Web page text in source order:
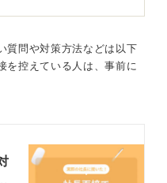
長期的な活躍の可能性
ルチャーフィットする
質問や対策方法などは以下
を控えている人は、事前に